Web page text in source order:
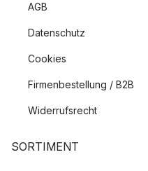
AGB
Datenschutz
Cookies
Firmenbestellung / B2B
Widerrufsrecht
SORTIMENT